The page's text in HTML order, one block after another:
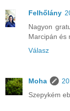
Felhőlány
Nagyon
Marcipán és
Válasz
Moha
Szepykém